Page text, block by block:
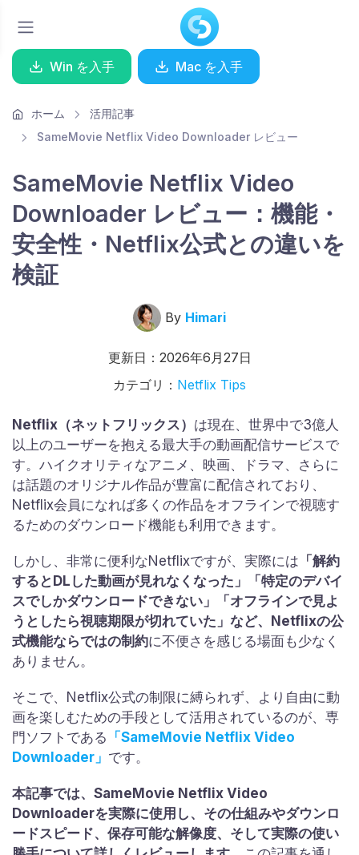
Win を入手 Mac を入手
ホーム
活用記事
SameMovie Netflix Video Downloader レビュー
SameMovie Netflix Video
Downloader レビュー：機能・
安全性・Netflix公式との違いを
検証
By Himari
更新日：2026年6月27日
カテゴリ： Netflix Tips
Netflix（ネットフリックス） は現在、世界中で3億人
以上のユーザーを抱える最大手の動画配信サービスで
す。ハイクオリティなアニメ、映画、ドラマ、さらに
は話題のオリジナル作品が豊富に配信されており、
Netflix会員になれば多くの作品をオフラインで視聴す
るためのダウンロード機能も利用できます。
しかし、非常に便利なNetflixですが、実際には 「解約
するとDLした動画が見れなくなった」「特定のデバイ
スでしかダウンロードできない」「オフラインで見よ
うとしたら視聴期限が切れていた」など、Netflixの公
式機能ならではの制約に不便さを感じる場面も少なく
ありません。
そこで、Netflix公式の制限に縛られず、より自由に動
画を楽しむための手段として活用されているのが、専
門ソフトである 「SameMovie Netflix Video
Downloader」 です。
本記事では、SameMovie Netflix Video
Downloaderを実際に使用し、その仕組みやダウンロ
ードスピード、保存可能な解像度、そして実際の使い